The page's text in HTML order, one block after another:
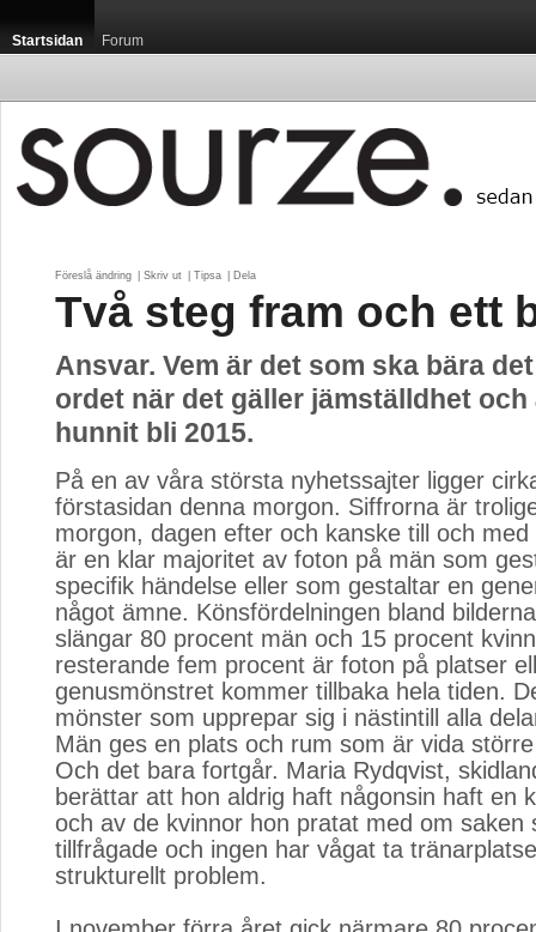
Startsidan Forum
Föreslå ändring Skriv ut Tipsa Dela
Två steg fram och ett
Ansvar. Vem är det som ska bära
ordet när det gäller jämställdhet och
hunnit bli 2015.
På en av våra största nyhetssajter ligger
förstasidan denna morgon. Siffrorna är
morgon, dagen efter och kanske till och
är en klar majoritet av foton på män som
specifik händelse eller som gestaltar en
något ämne. Könsfördelningen bland
slängar 80 procent män och 15 procent
resterande fem procent är foton på platser
genusmönstret kommer tillbaka hela tiden.
mönster som upprepar sig i nästintill alla
Män ges en plats och rum som är vida
Och det bara fortgår. Maria Rydqvist,
berättar att hon aldrig haft någonsin haft en
och av de kvinnor hon pratat med om saken
tillfrågade och ingen har vågat ta
strukturellt problem.